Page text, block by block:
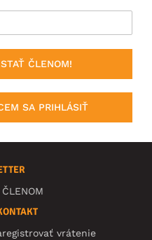
ČLENOM!
SA PRIHLÁSIŤ
vrátenie